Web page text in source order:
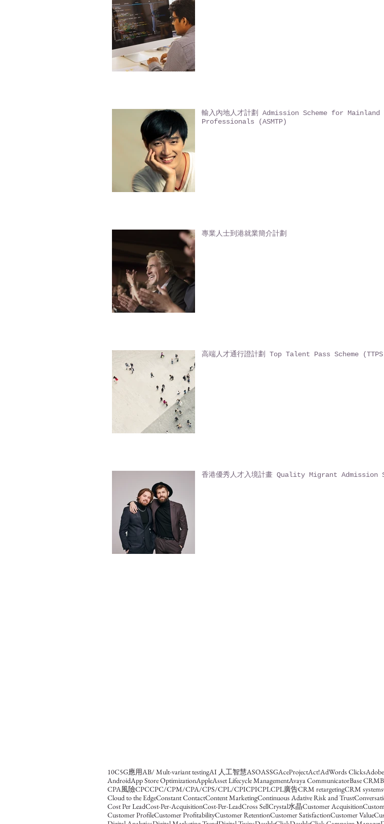
輸入內地人才計劃 Admission Scheme for
Professionals (ASMTP)
專業人士到港就業簡介計劃
高端人才通行證計劃 Top Talent Pass Scheme
香港優秀人才入境計畫 Quality Migrant Admission
10C5G應用AB/ Mult-variant testingAI 人工智慧ASOASSGAceProjectAct!AdWords Clicks
AndroidApp Store OptimizationAppleAsset Lifecycle ManagementAvaya CommunicatorBase CRM
CPA風險CPCCPC/CPM/CPA/CPS/CPL/CPICPICPLCPL廣告CRM retargetingCRM systems
Cloud to the EdgeConstant ContactContent MarketingContinuous Adative Risk and Trust
Cost Per LeadCost-Per-AcquisitionCost-Per-LeadCross SellCrystal水晶Customer Acquisition
Customer ProfileCustomer ProfitabilityCustomer RetentionCustomer SatisfactionCustomer Value